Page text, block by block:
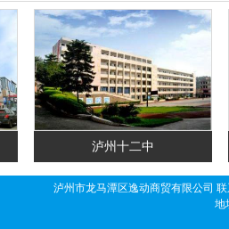
泸州十二中
泸州市龙马潭区逸动商贸有限公司
地